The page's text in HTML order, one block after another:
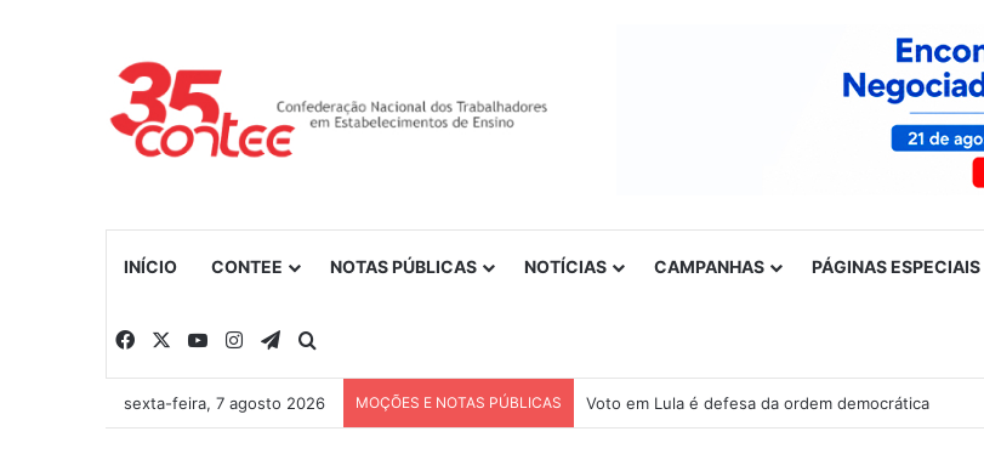
INÍCIO CONTEE NOTAS PÚBLICAS NOTÍCIAS CAMPANHAS PÁGINAS ESPECIAIS
Facebook YouTubeInstagramTelegram
sexta-feira, 7 agosto 2026 MOÇÕES E NOTAS PÚBLICAS Voto em Lula é defesa da ordem democrática